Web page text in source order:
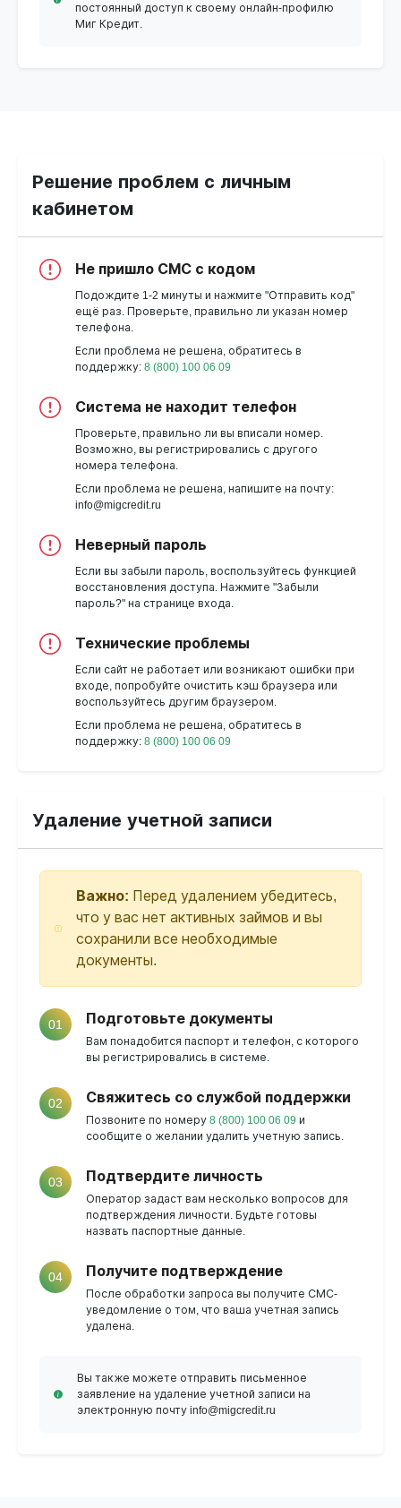
постоянный доступ к своему онлайн-профилю
Миг Кредит.
Решение проблем с личным
кабинетом
Не пришло СМС с кодом
Подождите 1-2 минуты и нажмите "Отправить код"
ещё раз. Проверьте, правильно ли указан номер
телефона.
Если проблема не решена, обратитесь в
поддержку: 8 (800) 100 06 09
Система не находит телефон
Проверьте, правильно ли вы вписали номер.
Возможно, вы регистрировались с другого
номера телефона.
Если проблема не решена, напишите на почту:
info@migcredit.ru
Неверный пароль
Если вы забыли пароль, воспользуйтесь функцией
восстановления доступа. Нажмите "Забыли
пароль?" на странице входа.
Технические проблемы
Если сайт не работает или возникают ошибки при
входе, попробуйте очистить кэш браузера или
воспользуйтесь другим браузером.
Если проблема не решена, обратитесь в
поддержку: 8 (800) 100 06 09
Удаление учетной записи
Важно: Перед удалением убедитесь,
что у вас нет активных займов и вы
сохранили все необходимые
документы.
01 Подготовьте документы
Вам понадобится паспорт и телефон, с которого
вы регистрировались в системе.
02 Свяжитесь со службой поддержки
Позвоните по номеру 8 (800) 100 06 09 и
сообщите о желании удалить учетную запись.
03 Подтвердите личность
Оператор задаст вам несколько вопросов для
подтверждения личности. Будьте готовы
назвать паспортные данные.
04 Получите подтверждение
После обработки запроса вы получите СМС-
уведомление о том, что ваша учетная запись
удалена.
Вы также можете отправить письменное
заявление на удаление учетной записи на
электронную почту info@migcredit.ru